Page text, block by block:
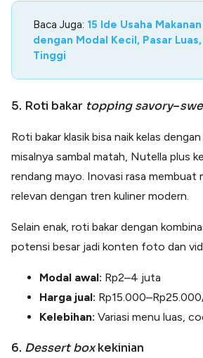
Baca Juga: 15 Ide Usaha
dengan Modal Kecil, Pasar
Tinggi
5. Roti bakar topping savory–
Roti bakar klasik bisa naik kelas dengan
misalnya sambal matah, Nutella plus
rendang mayo. Inovasi rasa membuat
relevan dengan tren kuliner modern.
Selain enak, roti bakar dengan
potensi besar jadi konten foto dan
Modal awal: Rp2–4 juta
Harga jual:
Kelebihan: Variasi menu luas,
6. Dessert boxkekinian